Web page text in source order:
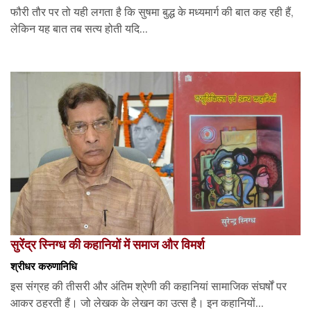
फौरी तौर पर तो यही लगता है कि सुषमा बुद्ध के मध्यमार्ग की बात कह रही हैं,
लेकिन यह बात तब सत्य होती यदि...
सुरेंद्र स्निग्ध की कहानियों में समाज और विमर्श
श्रीधर करुणानिधि
इस संग्रह की तीसरी और अंतिम श्रेणी की कहानियां सामाजिक संघर्षों पर
आकर ठहरती हैं। जो लेखक के लेखन का उत्स है। इन कहानियों...